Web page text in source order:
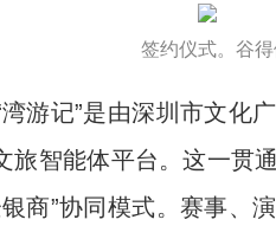
签约仪式。谷得
记”是由深圳市文化
旅智能体平台。这一贯
商”协同模式。赛事、